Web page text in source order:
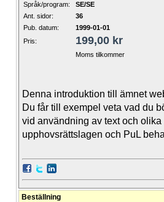
Språk/program:
SE/SE
Ant. sidor:
36
Pub. datum:
1999-01-01
Pris:
199,00 kr
Moms tilkommer
Denna introduktion till ämnet
Du får till exempel veta vad du
vid användning av text och
upphovsrättslagen och PuL
Beställning